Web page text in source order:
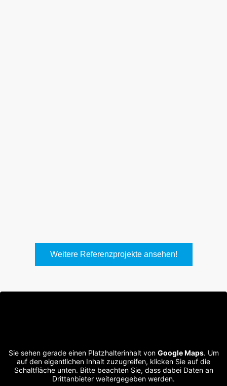
Weitere Referenzprojekte ansehen!
Sie sehen gerade einen Platzhalterinhalt von Google Maps. Um
auf den eigentlichen Inhalt zuzugreifen, klicken Sie auf die
Schaltfläche unten. Bitte beachten Sie, dass dabei Daten an
Drittanbieter weitergegeben werden.